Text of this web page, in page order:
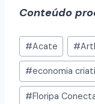
Conteúdo
#Acate #
#economia
#Floripa